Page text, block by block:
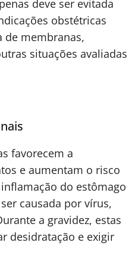
deve ser evitada
obstétricas
de membranas,
situações avaliadas
favorecem a
e aumentam o risco
do estômago
causada por vírus,
a gravidez, estas
desidratação e exigir